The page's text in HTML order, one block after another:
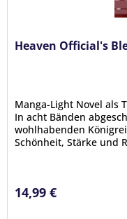
Heaven Official's
Manga-Light Novel als
In acht Bänden
wohlhabenden
Schönheit, Stärke und
14,99 €